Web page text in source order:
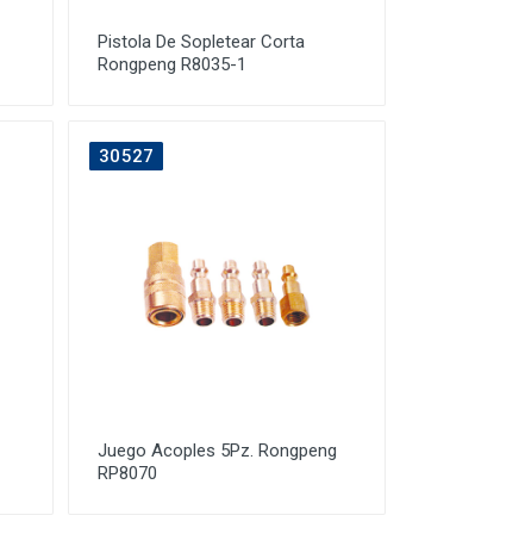
Pistola De Sopletear Corta
Rongpeng R8035-1
30527
Juego Acoples 5Pz. Rongpeng
RP8070